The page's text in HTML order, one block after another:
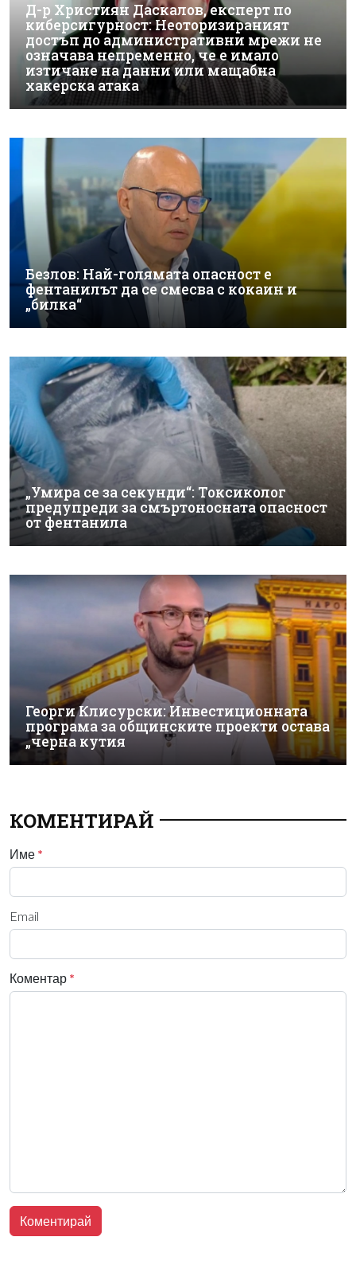
Д-р Християн Даскалов, експерт по
киберсигурност: Неоторизираният
достъп до административни мрежи не
означава непременно, че е имало
изтичане на данни или мащабна
хакерска атака
Безлов: Най-голямата опасност е
фентанилът да се смесва с кокаин и
„билка“
„Умира се за секунди“: Токсиколог
предупреди за смъртоносната опасност
от фентанила
Георги Клисурски: Инвестиционната
програма за общинските проекти остава
„черна кутия
КОМЕНТИРАЙ
Име *
Email
Коментар *